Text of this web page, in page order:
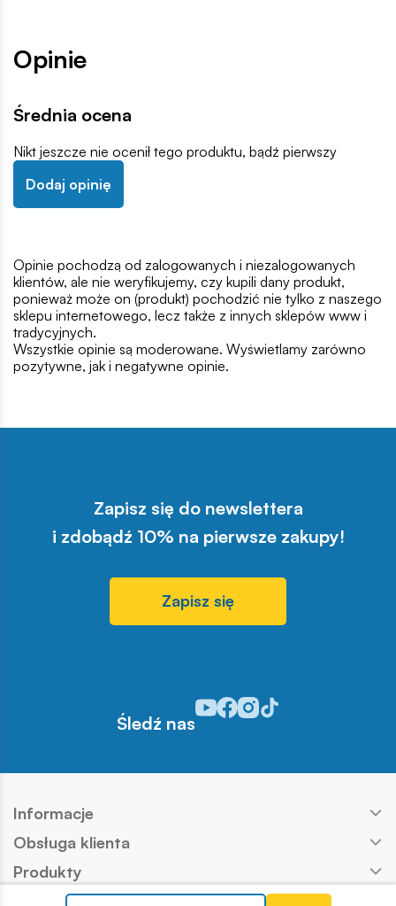
Opinie
Średnia ocena
Nikt jeszcze nie ocenił tego produktu, bądź pierwszy
Dodaj opinię
Opinie pochodzą od zalogowanych i niezalogowanych
klientów, ale nie weryfikujemy, czy kupili dany produkt,
ponieważ może on (produkt) pochodzić nie tylko z naszego
sklepu internetowego, lecz także z innych sklepów www i
tradycyjnych.
Wszystkie opinie są moderowane. Wyświetlamy zarówno
pozytywne, jak i negatywne opinie.
Zapisz się do newslettera
i zdobądź 10% na pierwsze zakupy!
Zapisz się
Śledź nas
Odwiedź nasz profil w serwisie
Odwiedź nasz profil w
Odwiedź nasz profil w
Odwiedź nasz profil w
Informacje
Obsługa klienta
Produkty
Kontakt